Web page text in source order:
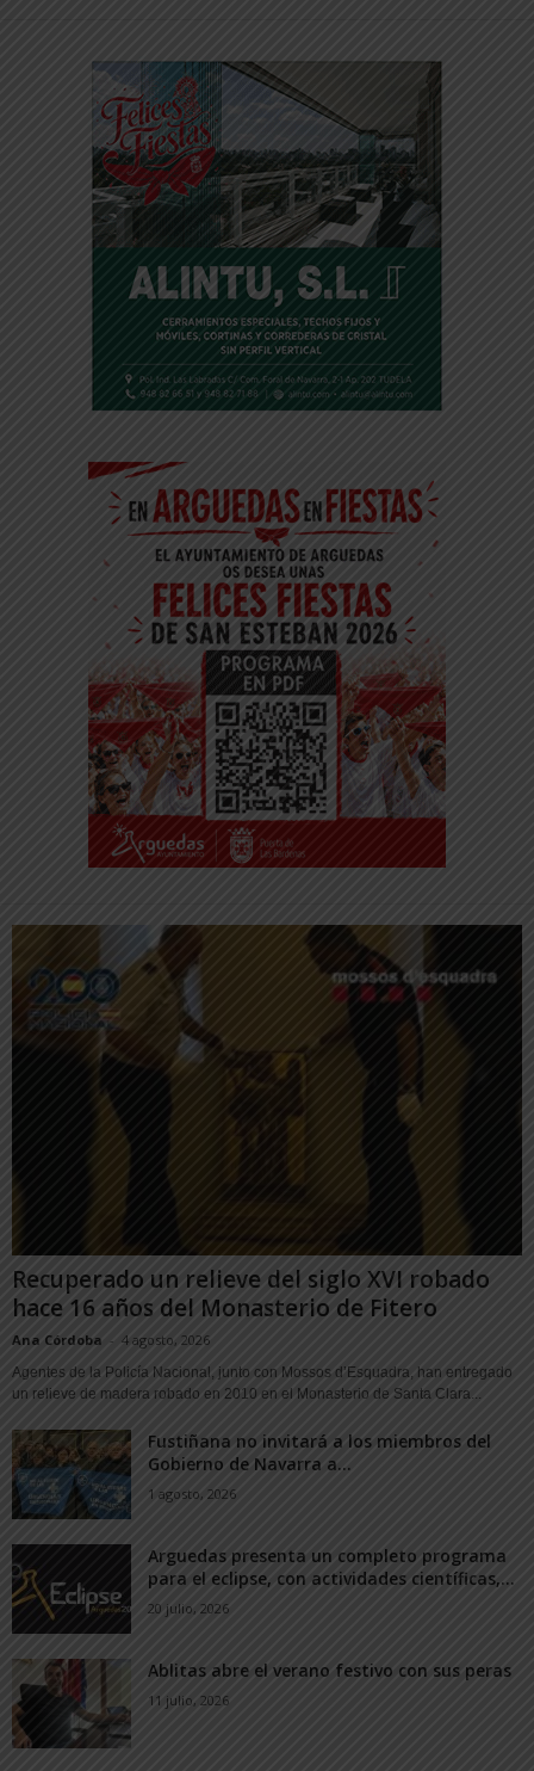
Recuperado un relieve del siglo XVI robado
hace 16 años del Monasterio de Fitero
Ana Córdoba - 4 agosto, 2026
Agentes de la Policía Nacional, junto con Mossos d’Esquadra, han entregado
un relieve de madera robado en 2010 en el Monasterio de Santa Clara...
Fustiñana no invitará a los miembros del
Gobierno de Navarra a...
1 agosto, 2026
Arguedas presenta un completo programa
para el eclipse, con actividades científicas,...
20 julio, 2026
Ablitas abre el verano festivo con sus peras
11 julio, 2026